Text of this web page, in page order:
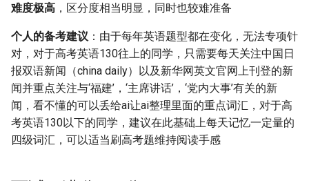
难度极高 ，区分度相当明显，同时也较难准备
个人的备考建议 ：由于每年英语题型都在变化，无法专项针
对，对于高考英语130往上的同学，只需要每天关注中国日
报双语新闻（china daily）以及新华网英文官网上刊登的新
闻并重点关注与‘福建’，‘主席讲话’，‘党内大事’有关的新
闻，看不懂的可以丢给ai让ai整理里面的重点词汇，对于高
考英语130以下的同学，建议在此基础上每天记忆一定量的
四级词汇，可以适当刷高考题维持阅读手感